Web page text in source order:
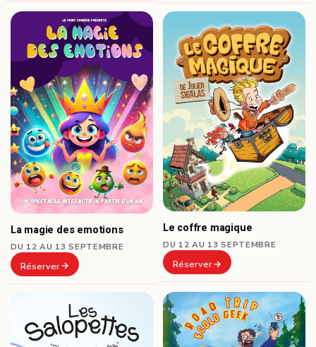
La magie des emotions
DU 12 AU 13 SEPTEMBRE
Réserver
Le coffre magique
DU 12 AU 13 SEPTEMBRE
Réserver